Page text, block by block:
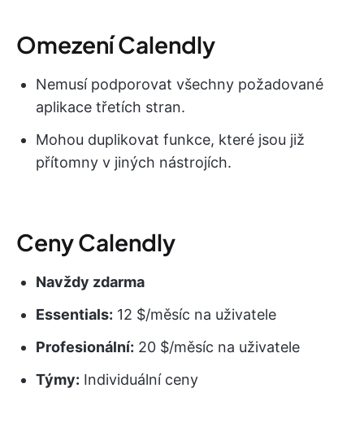
Omezení Calendly
Nemusí podporovat všechny požadované
aplikace třetích stran.
Mohou duplikovat funkce, které jsou již
přítomny v jiných nástrojích.
Ceny Calendly
Navždy zdarma
Essentials: 12 $/měsíc na uživatele
Profesionální: 20 $/měsíc na uživatele
Týmy: Individuální ceny